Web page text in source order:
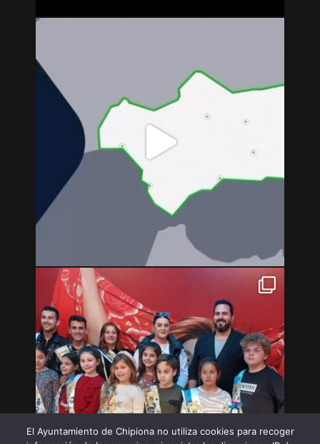
El Ayuntamiento de Chipiona no utiliza cookies para recoger